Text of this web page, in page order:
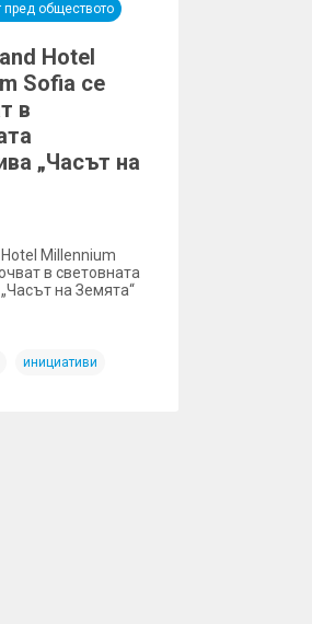
пред обществото
Hotel
Sofia се
в
„Часът на
Millennium
в световната
на Земята“
инициативи